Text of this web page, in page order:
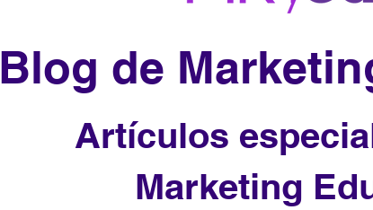
Blog de
Artículos
Marketing